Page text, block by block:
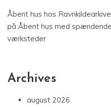
Åbent hus hos
på Åbent hus med
værksteder
Archives
august 2026